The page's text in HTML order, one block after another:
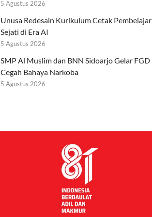
5 Agustus 2026
Unusa Redesain Kurikulum Cetak Pembelajar
Sejati di Era AI
5 Agustus 2026
SMP Al Muslim dan BNN Sidoarjo Gelar FGD
Cegah Bahaya Narkoba
5 Agustus 2026